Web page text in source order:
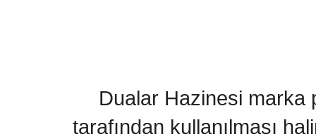
Dualar Hazinesi marka
tarafından kullanılması